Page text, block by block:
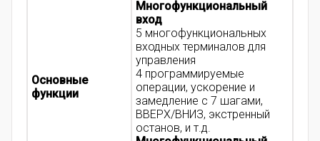
Основные
функции
Многофункциональный
вход
5 многофункциональных
входных терминалов для
управления
4 программируемые
операции, ускорение и
замедление с 7 шагами,
ВВЕРХ/ВНИЗ, экстренный
останов, и т.д.